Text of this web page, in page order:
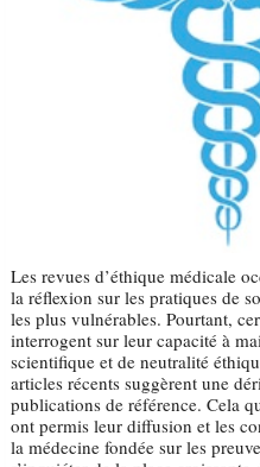
Les revues d’éthique médicale
la réflexion sur les pratiques de
les plus vulnérables. Pourtant,
interrogent sur leur capacité à
scientifique et de neutralité
articles récents suggèrent une
publications de référence. Cela
ont permis leur diffusion et les
la médecine fondée sur les